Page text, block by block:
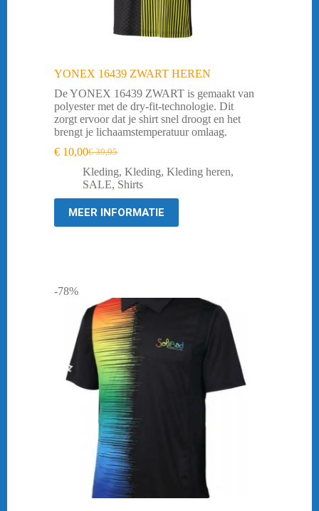
YONEX 16439 ZWART HEREN
De YONEX 16439 ZWART is gemaakt van
polyester met de dry-fit-technologie. Dit
zorgt ervoor dat je shirt snel droogt en het
brengt je lichaamstemperatuur omlaag.
€39,95
Oorspronkelijke
prijs
was:
€ 39,95.
€ 10,00Huidige
prijs
is:
€ 10,00.
Kleding, Kleding, Kleding heren,
SALE, Shirts
MEER INFORMATIE
-78%